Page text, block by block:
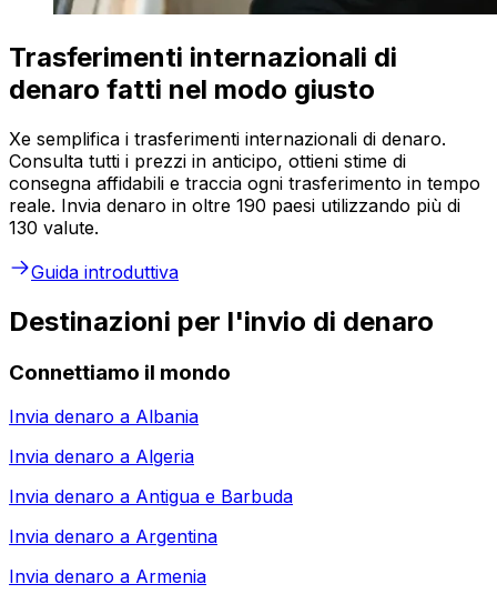
Trasferimenti internazionali di
denaro fatti nel modo giusto
Xe semplifica i trasferimenti internazionali di denaro.
Consulta tutti i prezzi in anticipo, ottieni stime di
consegna affidabili e traccia ogni trasferimento in tempo
reale. Invia denaro in oltre 190 paesi utilizzando più di
130 valute.
Guida introduttiva
Destinazioni per l'invio di denaro
Connettiamo il mondo
Invia denaro a Albania
Invia denaro a Algeria
Invia denaro a Antigua e Barbuda
Invia denaro a Argentina
Invia denaro a Armenia